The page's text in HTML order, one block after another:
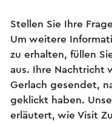
Stellen Sie Ihre
Um weitere
zu erhalten, füllen
aus. Ihre Nachtricht
Gerlach gesendet,
geklickt haben.
erläutert, wie Visit